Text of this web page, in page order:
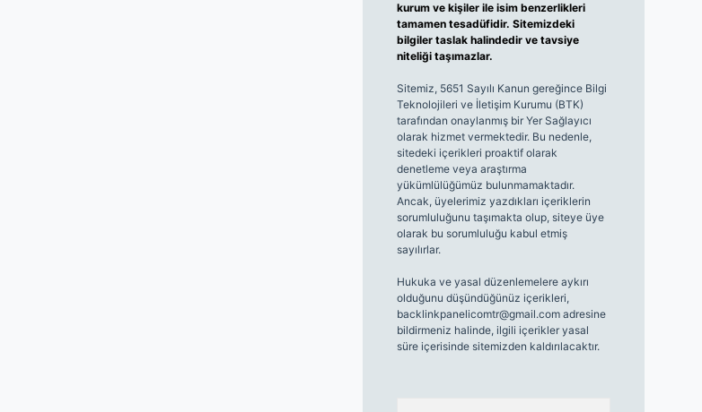
kurum ve kişiler ile isim benzerlikleri
tamamen tesadüfidir. Sitemizdeki
bilgiler taslak halindedir ve tavsiye
niteliği taşımazlar.
Sitemiz, 5651 Sayılı Kanun gereğince Bilgi
Teknolojileri ve İletişim Kurumu (BTK)
tarafından onaylanmış bir Yer Sağlayıcı
olarak hizmet vermektedir. Bu nedenle,
sitedeki içerikleri proaktif olarak
denetleme veya araştırma
yükümlülüğümüz bulunmamaktadır.
Ancak, üyelerimiz yazdıkları içeriklerin
sorumluluğunu taşımakta olup, siteye üye
olarak bu sorumluluğu kabul etmiş
sayılırlar.
Hukuka ve yasal düzenlemelere aykırı
olduğunu düşündüğünüz içerikleri,
backlinkpanelicomtr@gmail.comadresine
bildirmeniz halinde, ilgili içerikler yasal
süre içerisinde sitemizden kaldırılacaktır.